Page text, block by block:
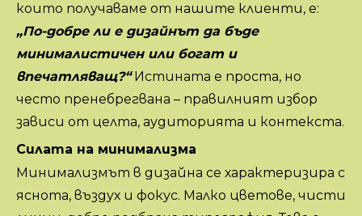
които получаваме от нашите клиенти, е:
„По-добре ли е дизайнът да бъде
минималистичен или богат и
впечатляващ?“Истината е проста, но
често пренебрегвана – правилният избор
зависи от целта, аудиторията и контекста.
Силата на минимализма
Минимализмът в дизайна се характеризира с
яснота, въздух и фокус. Малко цветове, чисти